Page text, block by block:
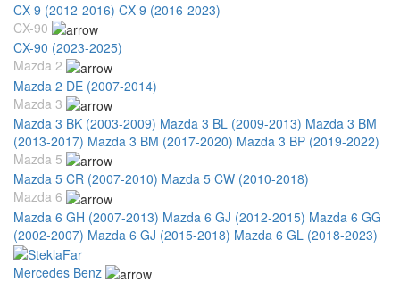
CX-9 (2012-2016) CX-9 (2016-2023)
CX-90
CX-90 (2023-2025)
Mazda 2
Mazda 2 DE (2007-2014)
Mazda 3
Mazda 3 BK (2003-2009) Mazda 3 BL (2009-2013) Mazda 3 BM
(2013-2017) Mazda 3 BM (2017-2020) Mazda 3 BP (2019-2022)
Mazda 5
Mazda 5 CR (2007-2010) Mazda 5 CW (2010-2018)
Mazda 6
Mazda 6 GH (2007-2013) Mazda 6 GJ (2012-2015) Mazda 6 GG
(2002-2007) Mazda 6 GJ (2015-2018) Mazda 6 GL (2018-2023)
Mercedes Benz